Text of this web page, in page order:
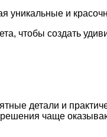
уникальные и
чтобы создать
детали и
решения чаще